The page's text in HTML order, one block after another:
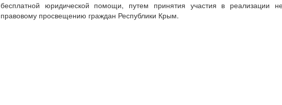
бесплатной юридической помощи, путем принятия участия в реализации
правовому просвещению граждан Республики Крым.